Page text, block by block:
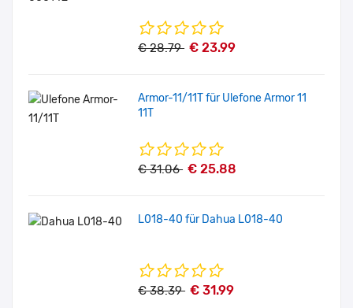
€ 28.79 € 23.99
Armor-11/11T für Ulefone Armor 11
11T
€ 31.06 € 25.88
L018-40 für Dahua L018-40
€ 38.39 € 31.99